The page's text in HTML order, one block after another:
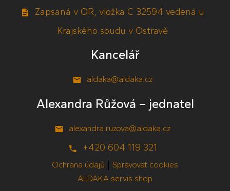
Zapsaná v OR, vložka C 32594 vedená u
Krajského soudu v Ostravě
Kancelář
aldaka@aldaka.cz
Alexandra Růžová – jednatel
alexandra.ruzova@aldaka.cz
+420 604 119 321
Ochrana údajů | Spravovat cookies
ALDAKA servis shop